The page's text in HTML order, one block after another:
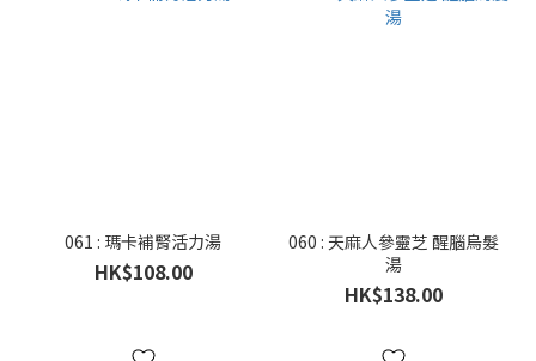
061 : 瑪卡補腎活力湯
HK$108.00
060 : 天麻人參靈芝 醒腦烏髮
湯
HK$138.00